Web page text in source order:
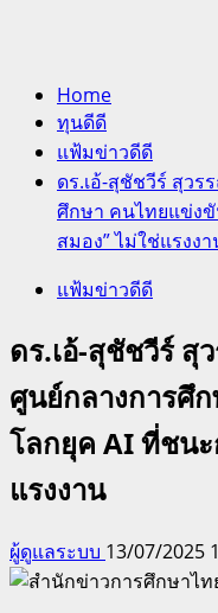
Home
ทุนดีดี
แฟ้มข่าวดีดี
ดร.เอ้-สุชัชวีร์ สุวร
ศึกษา คนไทยแข่ง
สมอง” ไม่ใช่แรงง
แฟ้มข่าวดีดี
ดร.เอ้-สุชัชวีร์ สุ
ศูนย์กลางการศึ
โลกยุค AI ที่ชน
แรงงาน
ผู้ดูแลระบบ 13/07/2025